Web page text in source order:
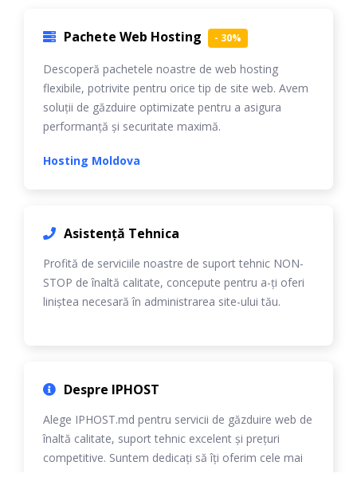
Pachete Web Hosting - 30%
Descoperă pachetele noastre de web hosting
flexibile, potrivite pentru orice tip de site web. Avem
soluții de găzduire optimizate pentru a asigura
performanță și securitate maximă.
Hosting Moldova
Asistență Tehnica
Profită de serviciile noastre de suport tehnic NON-
STOP de înaltă calitate, concepute pentru a-ți oferi
liniștea necesară în administrarea site-ului tău.
Despre IPHOST
Alege IPHOST.md pentru servicii de găzduire web de
înaltă calitate, suport tehnic excelent și prețuri
competitive. Suntem dedicați să îți oferim cele mai